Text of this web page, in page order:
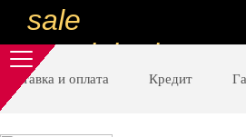
sale
special price
sale
Доставка и оплата Кредит